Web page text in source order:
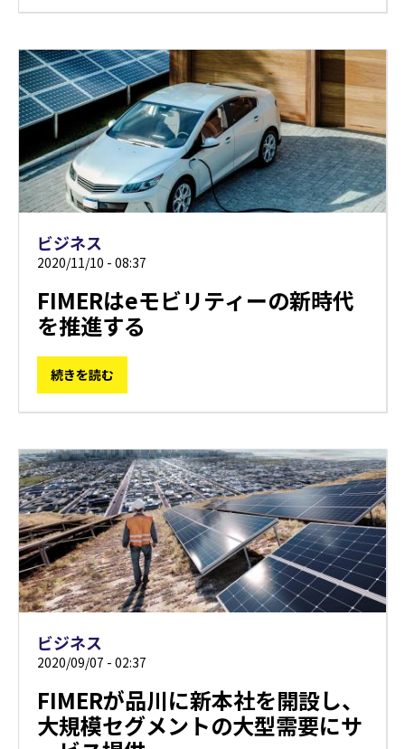
ビジネス
2020/11/10 - 08:37
FIMERはeモビリティーの新時代
を推進する
続きを読む
ビジネス
2020/09/07 - 02:37
FIMERが品川に新本社を開設し、
大規模セグメントの大型需要にサ